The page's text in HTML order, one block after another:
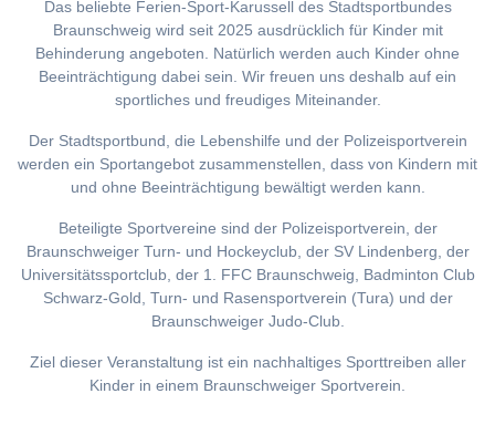
Das beliebte Ferien-Sport-Karussell des Stadtsportbundes
Braunschweig wird seit 2025 ausdrücklich für Kinder mit
Behinderung angeboten. Natürlich werden auch Kinder ohne
Beeinträchtigung dabei sein. Wir freuen uns deshalb auf ein
sportliches und freudiges Miteinander.
Der Stadtsportbund, die Lebenshilfe und der Polizeisportverein
werden ein Sportangebot zusammenstellen, dass von Kindern mit
und ohne Beeinträchtigung bewältigt werden kann.
Beteiligte Sportvereine sind der Polizeisportverein, der
Braunschweiger Turn- und Hockeyclub, der SV Lindenberg, der
Universitätssportclub, der 1. FFC Braunschweig, Badminton Club
Schwarz-Gold, Turn- und Rasensportverein (Tura) und der
Braunschweiger Judo-Club.
Ziel dieser Veranstaltung ist ein nachhaltiges Sporttreiben aller
Kinder in einem Braunschweiger Sportverein.